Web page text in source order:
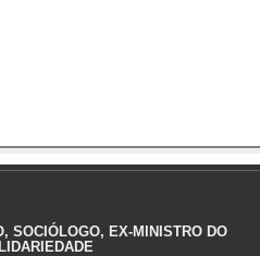
SOCIÓLOGO, EX-MINISTRO DO